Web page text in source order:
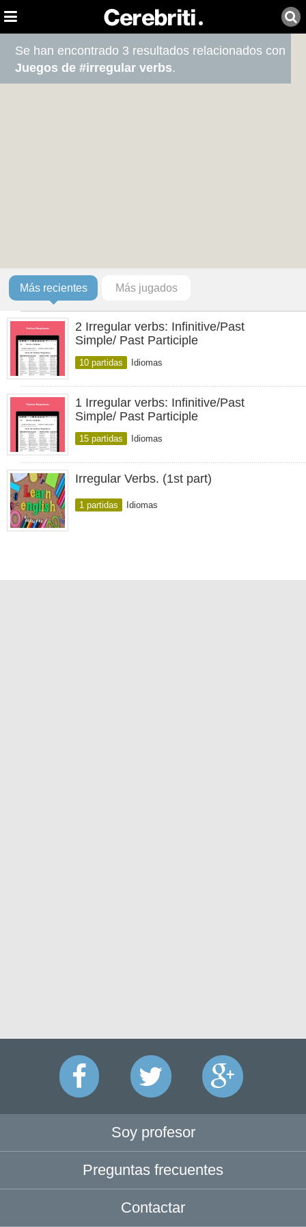
Se han encontrado 3 resultados relacionados con
Juegos de #irregular verbs.
Más recientes Más jugados
2 Irregular verbs: Infinitive/Past
Simple/ Past Participle
10 partidas Idiomas
1 Irregular verbs: Infinitive/Past
Simple/ Past Participle
15 partidas Idiomas
Irregular Verbs. (1st part)
1 partidas Idiomas
Soy profesor
Preguntas frecuentes
Contactar